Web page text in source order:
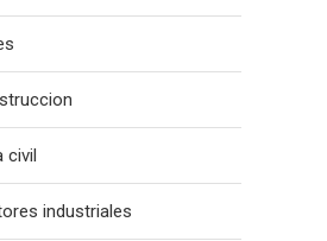
civil
industriales